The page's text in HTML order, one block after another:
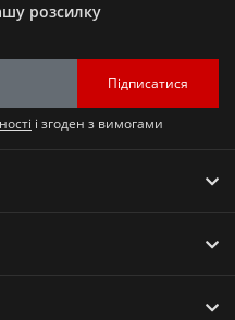
розсилку
Підписатися
і згоден з вимогами